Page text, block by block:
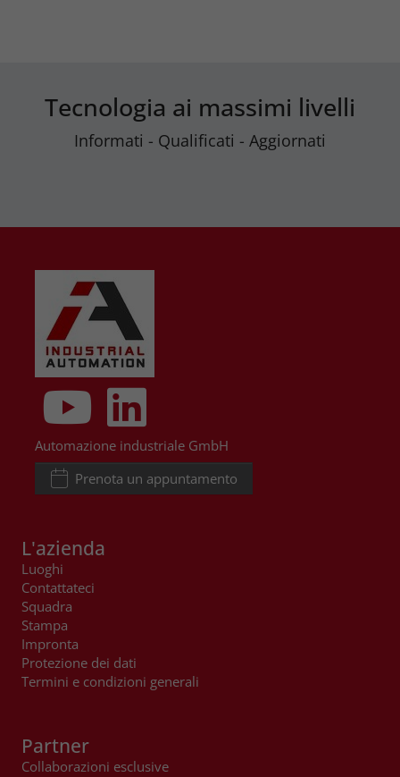
Tecnologia ai massimi livelli
Informati - Qualificati - Aggiornati
Automazione industriale GmbH
Prenota un appuntamento
L'azienda
Luoghi
Contattateci
Squadra
Stampa
Impronta
Protezione dei dati
Termini e condizioni generali
Partner
Collaborazioni esclusive